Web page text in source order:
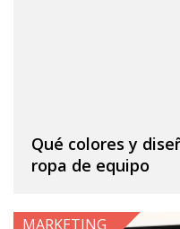
Qué colores y
ropa de equipo
MARKETING